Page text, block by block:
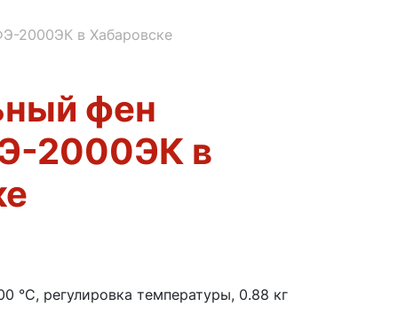
2000ЭК в Хабаровске
фен
2000ЭК в
°C, регулировка температуры, 0.88 кг